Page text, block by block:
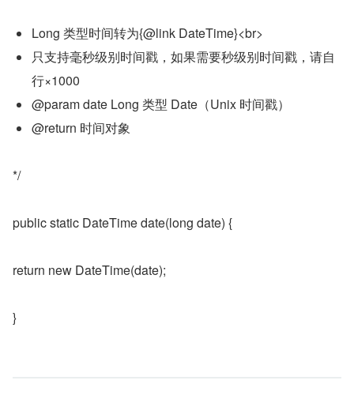
Long 类型时间转为{@link DateTime}<br>
只支持毫秒级别时间戳，如果需要秒级别时间戳，请自
行×1000
@param date Long 类型 Date（Unix 时间戳）
@return 时间对象
*/
public static DateTime date(long date) {
return new DateTime(date);
}